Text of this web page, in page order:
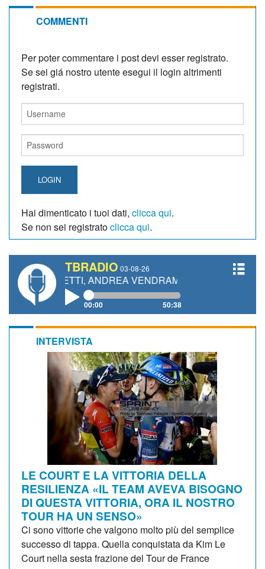
COMMENTI
Per poter commentare i post devi esser registrato.
Se sei giá nostro utente esegui il login altrimenti
registrati.
LOGIN
Hai dimenticato i tuoi dati, clicca qui.
Se non sei registratoclicca qui.
TBRADIO 03-08-26
ANDREA VENDRAME, FILIPPO FIORELLI
00:00 50:38
INTERVISTA
LE COURT E LA VITTORIA DELLA
RESILIENZA «IL TEAM AVEVA BISOGNO
DI QUESTA VITTORIA, ORA IL NOSTRO
TOUR HA UN SENSO»
Ci sono vittorie che valgono molto più del semplice
successo di tappa. Quella conquistata da Kim Le
Court nella sesta frazione del Tour de France